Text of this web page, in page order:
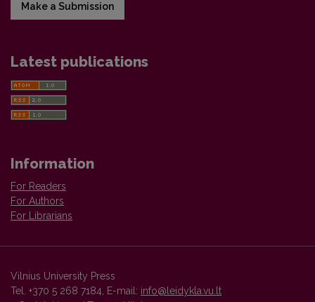
Make a Submission
Latest publications
Information
For Readers
For Authors
For Librarians
Vilnius University Press
Tel. +370 5 268 7184, E-mail: info@leidykla.vu.lt